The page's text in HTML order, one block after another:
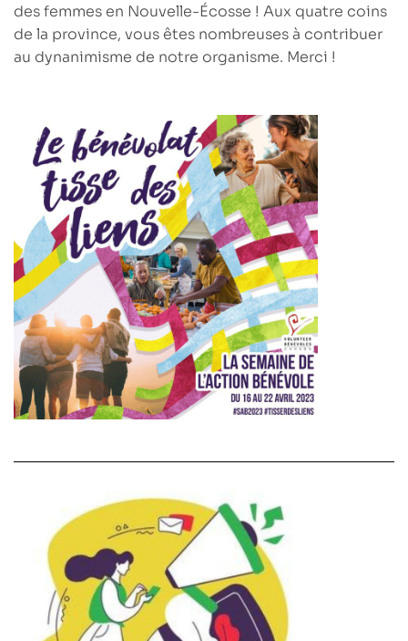
des femmes en Nouvelle-Écosse ! Aux quatre coins
de la province, vous êtes nombreuses à contribuer
au dynanimisme de notre organisme. Merci !